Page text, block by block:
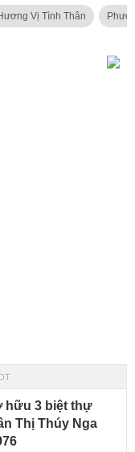
Vị Tình Thân
hữu 3 biệt thự
Thị Thúy Nga